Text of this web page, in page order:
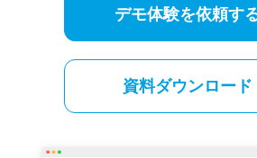
デモ体験を依頼す
資料ダウンロード